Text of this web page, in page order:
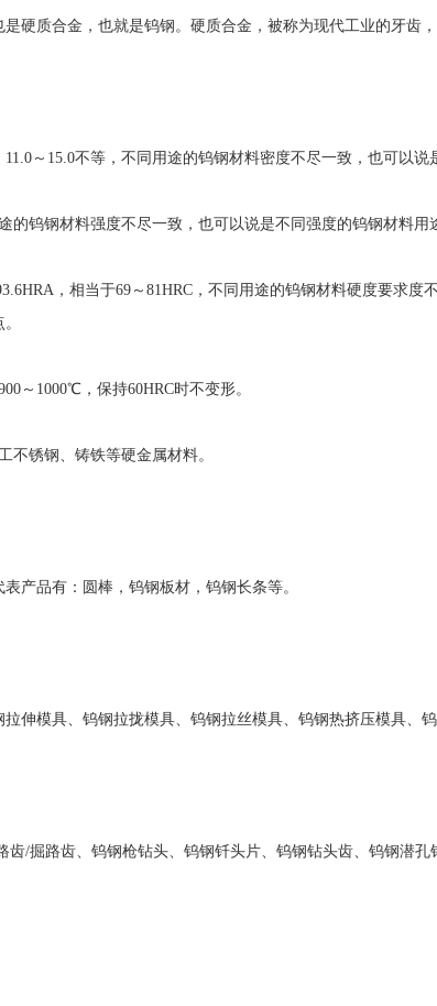
质合金，也就是钨钢。硬质合金，被称为现代工业的牙齿，
～15.0不等，不同用途的钨钢材料密度不尽一致，也可以说
钨钢材料强度不尽一致，也可以说是不同强度的钨钢材料用
，相当于69～81HRC，不同用途的钨钢材料硬度要求度
1000℃，保持60HRC时不变形。
锈钢、铸铁等硬金属材料。
品有：圆棒，钨钢板材，钨钢长条等。
模具、钨钢拉拢模具、钨钢拉丝模具、钨钢热挤压模具、钨
/掘路齿、钨钢枪钻头、钨钢钎头片、钨钢钻头齿、钨钢潜孔